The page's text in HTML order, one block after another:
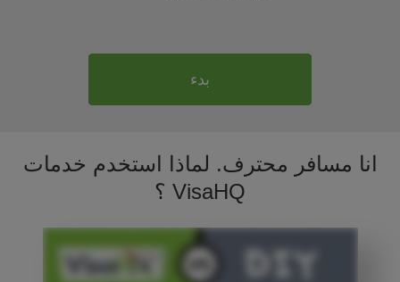
بدء
انا مسافر محترف. لماذا استخدم خدمات
VisaHQ ؟